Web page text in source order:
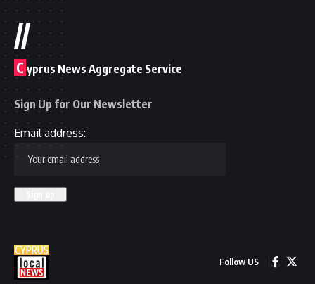
//
C yprus News Aggregate Service
Sign Up for Our Newsletter
Email address:
Follow US